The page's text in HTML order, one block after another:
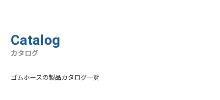
Catalog
カタログ
ゴムホースの製品カタログ一覧